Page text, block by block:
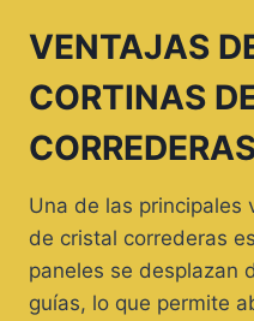
VENTAJAS
CORTINAS
Una de las principales
de cristal correderas
paneles se desplazan
guías, lo que permite